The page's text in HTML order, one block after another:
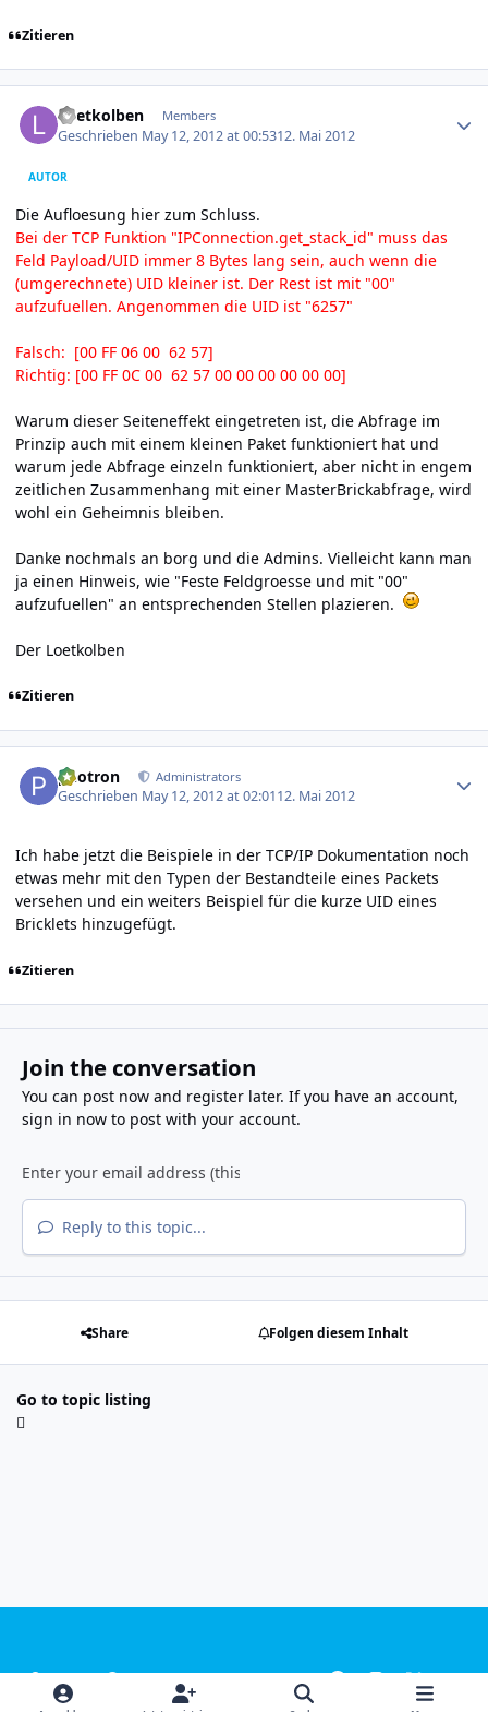
Zitieren
Loetkolben Members
Geschrieben May 12, 2012 at 00:5312. Mai 2012
AUTOR
Die Aufloesung hier zum Schluss.
Bei der TCP Funktion "IPConnection.get_stack_id" muss das
Feld Payload/UID immer 8 Bytes lang sein, auch wenn die
(umgerechnete) UID kleiner ist. Der Rest ist mit "00"
aufzufuellen. Angenommen die UID ist "6257"
Falsch: [00 FF 06 00 62 57]
Richtig: [00 FF 0C 00 62 57 00 00 00 00 00 00]
Warum dieser Seiteneffekt eingetreten ist, die Abfrage im
Prinzip auch mit einem kleinen Paket funktioniert hat und
warum jede Abfrage einzeln funktioniert, aber nicht in engem
zeitlichen Zusammenhang mit einer MasterBrickabfrage, wird
wohl ein Geheimnis bleiben.
Danke nochmals an borg und die Admins. Vielleicht kann man
ja einen Hinweis, wie "Feste Feldgroesse und mit "00"
aufzufuellen" an entsprechenden Stellen plazieren.
Der Loetkolben
Zitieren
photron Administrators
Geschrieben May 12, 2012 at 02:0112. Mai 2012
Ich habe jetzt die Beispiele in der TCP/IP Dokumentation noch
etwas mehr mit den Typen der Bestandteile eines Packets
versehen und ein weiters Beispiel für die kurze UID eines
Bricklets hinzugefügt.
Zitieren
Join the conversation
You can post now and register later. If you have an account,
sign in nowto post with your account.
Reply to this topic...
Share Folgen diesem Inhalt
Go to topic listing
Light ModeDark ModeSystem Preference
f
i
x
y
o